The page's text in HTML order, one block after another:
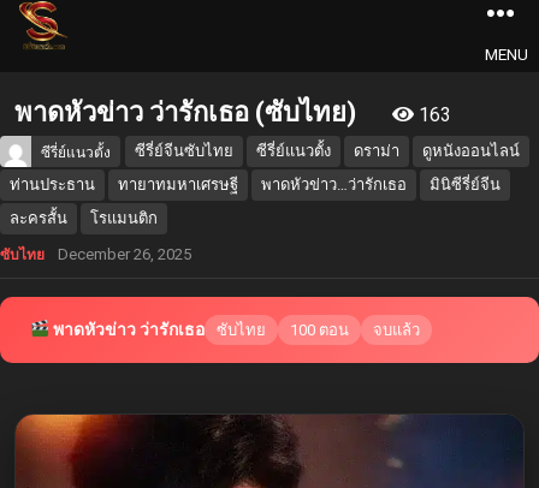
MENU
พาดหัวข่าว ว่ารักเธอ (ซับไทย) 163
ซีรี่ย์แนวตั้ง ซีรี่ย์จีนซับไทย ซีรี่ย์แนวตั้ง ดราม่า
ดูหนังออนไลน์
ท่านประธาน
ทายาทมหาเศรษฐี พาดหัวข่าว…ว่ารักเธอ
มินิซีรี่ย์จีน
ละครสั้น
โรแมนติก
ซับไทย December 26, 2025
พาดหัวข่าว ว่ารักเธอ ซับไทย 100 ตอน จบแล้ว